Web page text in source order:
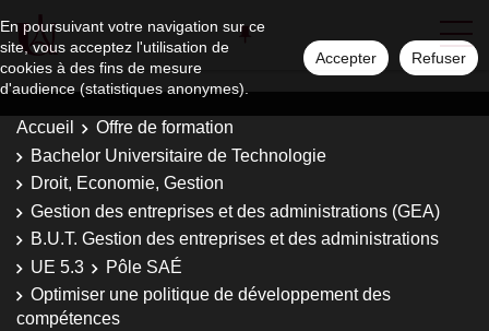
En poursuivant votre navigation sur ce
site, vous acceptez l'utilisation de
cookies à des fins de mesure
d'audience (statistiques anonymes).
Accepter Refuser
Accueil
Offre de formation
Bachelor Universitaire de Technologie
Droit, Economie, Gestion
Gestion des entreprises et des administrations (GEA)
B.U.T. Gestion des entreprises et des administrations
UE 5.3
Pôle SAÉ
Optimiser une politique de développement des
compétences